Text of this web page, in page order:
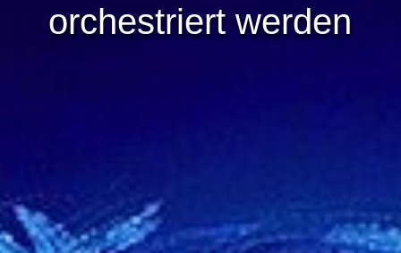
orchestriert werden